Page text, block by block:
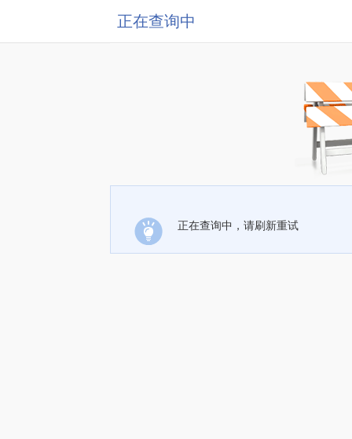
正在查询中
正在查询中，请刷新重试